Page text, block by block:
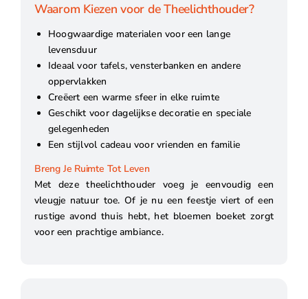
Waarom Kiezen voor de Theelichthouder?
Hoogwaardige materialen voor een lange
levensduur
Ideaal voor tafels, vensterbanken en andere
oppervlakken
Creëert een warme sfeer in elke ruimte
Geschikt voor dagelijkse decoratie en speciale
gelegenheden
Een stijlvol cadeau voor vrienden en familie
Breng Je Ruimte Tot Leven
Met deze theelichthouder voeg je eenvoudig een
vleugje natuur toe. Of je nu een feestje viert of een
rustige avond thuis hebt, het bloemen boeket zorgt
voor een prachtige ambiance.